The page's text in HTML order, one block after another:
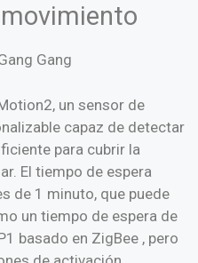
un sensor de
capaz de detectar
para cubrir la
El tiempo de espera
de 1 minuto, que puede
un tiempo de espera de
basado en ZigBee , pero